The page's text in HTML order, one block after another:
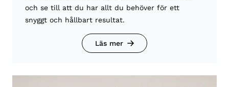
och se till att du har allt du behöver för ett
snyggt och hållbart resultat.
Läs mer